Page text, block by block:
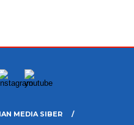
MEDIA SIBER